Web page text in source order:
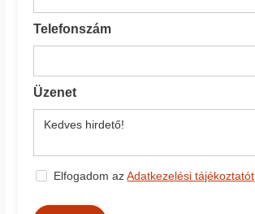
Telefonszám
Üzenet
Elfogadom azAdatkezelési tájékoztatót